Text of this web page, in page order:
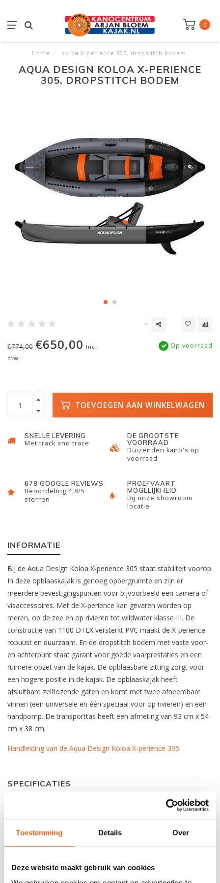
Toestemming Details Over
Deze website maakt gebruik van cookies
0
Home / Koloa X-perience 305, dropstitch bodem
AQUA DESIGN KOLOA X-PERIENCE
305, DROPSTITCH BODEM
€774,00 €650,00 Incl.
btw
Op voorraad
TOEVOEGEN AAN WINKELWAGEN
SNELLE LEVERING
Met track and trace
DE GROOTSTE
VOORRAAD
Duizenden kano's op
voorraad
678 GOOGLE REVIEWS
Beoordeling 4,8/5
sterren
PROEFVAART
MOGELIJKHEID
Bij onze showroom
locatie
INFORMATIE
Bij de Aqua Design Koloa X-perience 305 staat stabiliteit voorop.
In deze opblaaskajak is genoeg opbergruimte en zijn er
meerdere bevestigingspunten voor bijvoorbeeld een camera of
visaccessoires. Met de X-perience kan gevaren worden op
meren, op de zee en op rivieren tot wildwater klasse III. De
constructie van 1100 DTEX versterkt PVC maakt de X-perience
robuust en duurzaam. En de dropstitch bodem met vaste voor-
en achterpunt staat garant voor goede vaarprestaties en een
ruimere opzet van de kajak. De opblaasbare zitting zorgt voor
een hogere positie in de kajak. De opblaaskajak heeft
afsluitbare zelflozende gaten en komt met twee afneembare
vinnen (een universele en één speciaal voor op rivieren) en een
handpomp. De transporttas heeft een afmeting van 93 cm x 54
cm x 38 cm.
Handleiding van de Aqua Design Koloa X-perience 305
SPECIFICATIES
Breedte: 96 cm
Gewicht: 15.3 kg
Capaciteit: 180 kg